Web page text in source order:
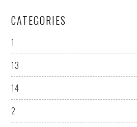
CATEGORIES
1
13
14
2